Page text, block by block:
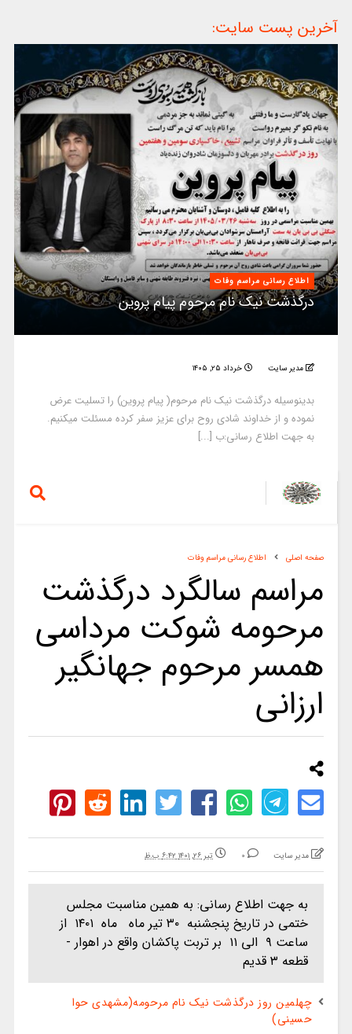
آخرین پست سایت:
اطلاع رسانی مراسم وفات
درگذشت نیک نام مرحوم پیام پروین
مدیر سایت خرداد ۲۵, ۱۴۰۵
بدینوسیله درگذشت نیک نام مرحوم( پیام پروین) را تسلیت عرض
نموده و از خداوند شادی روح برای عزیز سفر کرده مسئلت میکنیم.
به جهت اطلاع رسانی:ب [...]
صفحه اصلی اطلاع رسانی مراسم وفات
مراسم سالگرد درگذشت
مرحومه شوکت مرداسی
همسر مرحوم جهانگیر
ارزانی
مدیر سایت 0 تیر ۲۶, ۱۴۰۱ ۶:۴۲ ب.ظ
به جهت اطلاع رسانی: به همین مناسبت مجلس
ختمی در تاریخ پنجشنبه ۳۰ تیر ماه ماه ۱۴۰۱ از
ساعت ۹ الی ۱۱ بر تربت پاکشان واقع در اهوار -
قطعه ۳ قدیم
چهلمین روز درگذشت نیک نام مرحومه(مشهدی حوا
حسینی)